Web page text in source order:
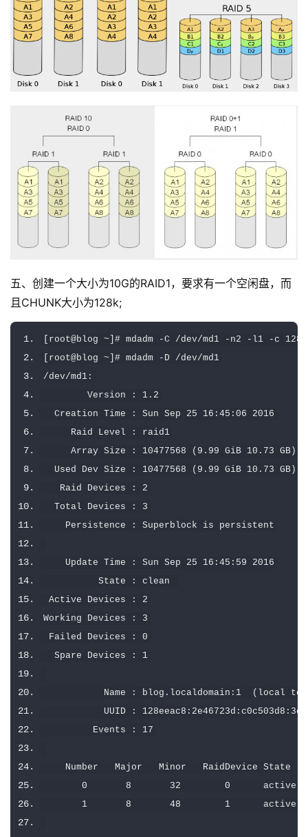
五、创建一个大小为10G的RAID1，要求有一个空闲盘，而
且CHUNK大小为128k;
root@blog ~]# mdadm -C / dev/md1 - n2 - l1 -c 128
root@blog ~]# mdadm - D / dev/md1
/ dev/md1 :
Version
:
1.2
Creation
Time : Sun Sep 25 16 : 45 : 06
2016
Raid
Level :
raid1
Array Size : 10477568 ( 9.99 GiB 10.73 GB )
Used
Dev Size : 10477568 ( 9.99 GiB 10.73 GB )
Raid
Devices :
2
Total
Devices :
3
Persistence
: Superblock is persistent
Update Time : Sun Sep 25 16 : 45 : 59
2016
State
:
clean
Active
Devices :
2
Working
Devices :
3
Failed
Devices :
0
Spare
Devices : 1
Name : blog . localdomain : 1 ( local to
           UUID
: 128eeac8 : 2e46723d : c0c503d8 :
Events
: 17
Number Major Minor RaidDevice
State
0
8 32 0
1
8 48 1